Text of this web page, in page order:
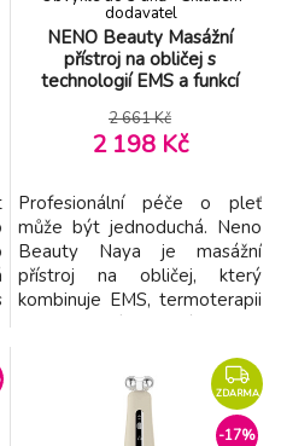
NENO Beauty Masážní
přístroj na obličej s
technologií EMS a funkcí
dodavatel
2 661 Kč
2 198 Kč
Profesionální péče o pleť
může být jednoduchá. Neno
Beauty Naya je masážní
přístroj na obličej, který
kombinuje EMS, termoterapii
zářivosti pleti. Dvojitá
masážní hlavice a pět úrovní
intenzity vám umožní
ZDARMA
-17%